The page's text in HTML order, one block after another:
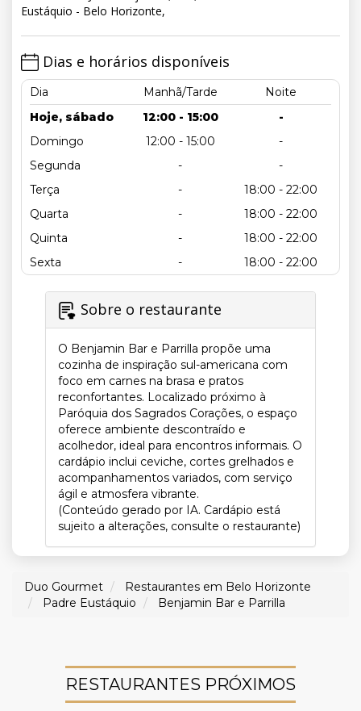
Eustáquio - Belo Horizonte,
Dias e horários disponíveis
Dia Manhã/Tarde
Noite
Hoje, sábado
12:00 - 15:00
-
Domingo
12:00 - 15:00
-
Segunda
-
-
Terça
-
18:00 - 22:00
Quarta
-
18:00 - 22:00
Quinta
-
18:00 - 22:00
Sexta
- 18:00 - 22:00
Sobre o restaurante
O Benjamin Bar e Parrilla propõe uma
cozinha de inspiração sul-americana com
foco em carnes na brasa e pratos
reconfortantes. Localizado próximo à
Paróquia dos Sagrados Corações, o espaço
oferece ambiente descontraído e
acolhedor, ideal para encontros informais. O
cardápio inclui ceviche, cortes grelhados e
acompanhamentos variados, com serviço
ágil e atmosfera vibrante.
(Conteúdo gerado por IA. Cardápio está
sujeito a alterações, consulte o restaurante)
Duo Gourmet
Restaurantes em Belo Horizonte
Padre Eustáquio
Benjamin Bar e Parrilla
RESTAURANTES PRÓXIMOS